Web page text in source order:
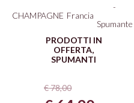
CHAMPAGNE Francia
-
Spumante
PRODOTTI IN
OFFERTA,
SPUMANTI
€78,00